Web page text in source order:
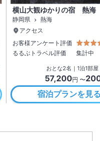
横山大観ゆかりの宿 熱
静岡県
熱海
アクセス
お客様アンケート評価
るるぶトラベル評価
集計中
おとな2名 ｜ 1泊1部屋
57,200円 〜
宿泊プランを見